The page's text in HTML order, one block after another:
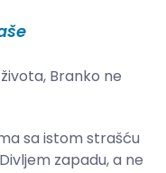
Branko ne
sa istom strašću
zapadu, a ne